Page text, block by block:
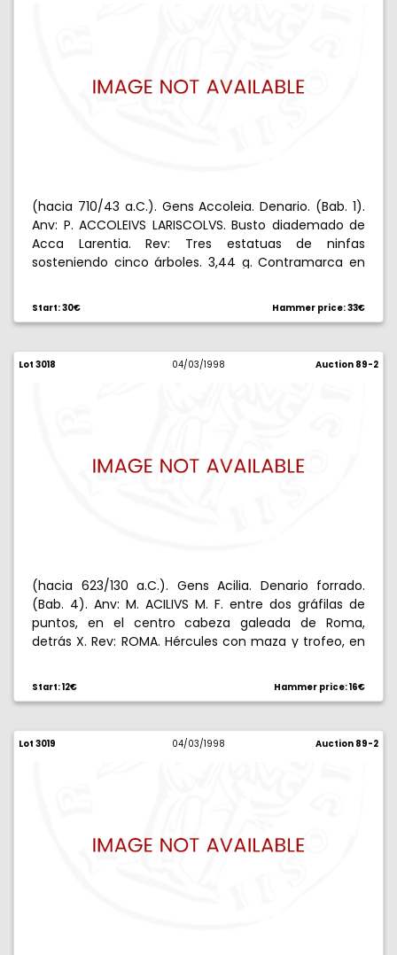
(hacia 710/43 a.C.). Gens Accoleia. Denario. (Bab. 1).
Anv: P. ACCOLEIVS LARISCOLVS. Busto diademado de
Acca Larentia. Rev: Tres estatuas de ninfas
sosteniendo cinco árboles. 3,44 g. Contramarca en
Start: 30€ Hammer price: 33€
Lot 3018 04/03/1998 Auction 89-2
(hacia 623/130 a.C.). Gens Acilia. Denario forrado.
(Bab. 4). Anv: M. ACILIVS M. F. entre dos gráfilas de
puntos, en el centro cabeza galeada de Roma,
detrás X. Rev: ROMA. Hércules con maza y trofeo, en
Start: 12€ Hammer price: 16€
Lot 3019 04/03/1998 Auction 89-2